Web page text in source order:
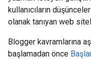
kullanıcıların
olanak tanıyan web
Blogger kavramlarına
başlamadan önce